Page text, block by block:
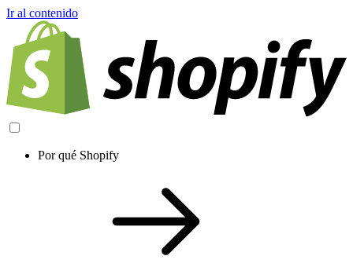
Ir al contenido
Por qué Shopify